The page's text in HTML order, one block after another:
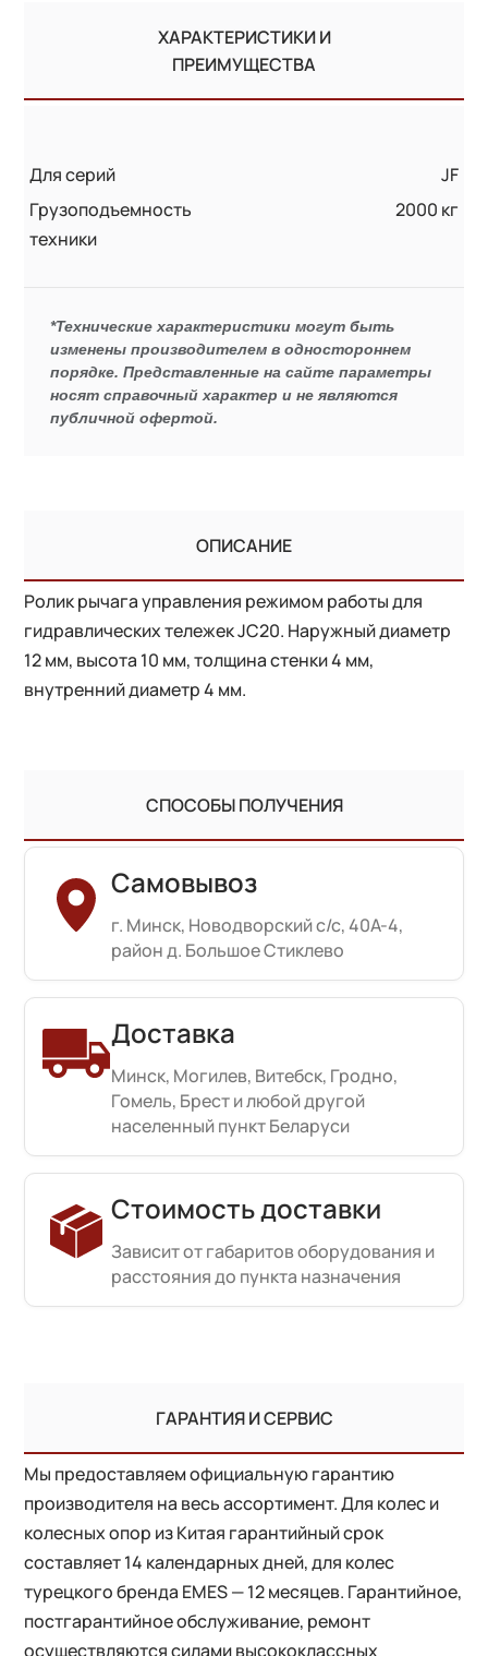
ХАРАКТЕРИСТИКИ И
ПРЕИМУЩЕСТВА
Для серий
JF
Грузоподъемность
техники
2000 кг
*Технические характеристики могут быть
изменены производителем в одностороннем
порядке. Представленные на сайте параметры
носят справочный характер и не являются
публичной офертой.
ОПИСАНИЕ
Ролик рычага управления режимом работы для
гидравлических тележек JC20. Наружный диаметр
12 мм, высота 10 мм, толщина стенки 4 мм,
внутренний диаметр 4 мм.
СПОСОБЫ ПОЛУЧЕНИЯ
Самовывоз
г. Минск, Новодворский с/с, 40А-4,
район д. Большое Стиклево
Доставка
Минск, Могилев, Витебск, Гродно,
Гомель, Брест и любой другой
населенный пункт Беларуси
Стоимость доставки
Зависит от габаритов оборудования и
расстояния до пункта назначения
ГАРАНТИЯ И СЕРВИС
Мы предоставляем официальную гарантию
производителя на весь ассортимент. Для колес и
колесных опор из Китая гарантийный срок
составляет 14 календарных дней, для колес
турецкого бренда EMES — 12 месяцев. Гарантийное,
постгарантийное обслуживание, ремонт
осуществляются силами высококлассных